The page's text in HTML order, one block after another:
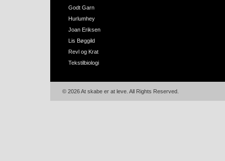
Godt Garn
Hurlumhey
Joan Eriksen
Lis Bøggild
Revl og Krat
Tekstilbiologi
© 2026 At skabe er at leve. All Rights Reserved.